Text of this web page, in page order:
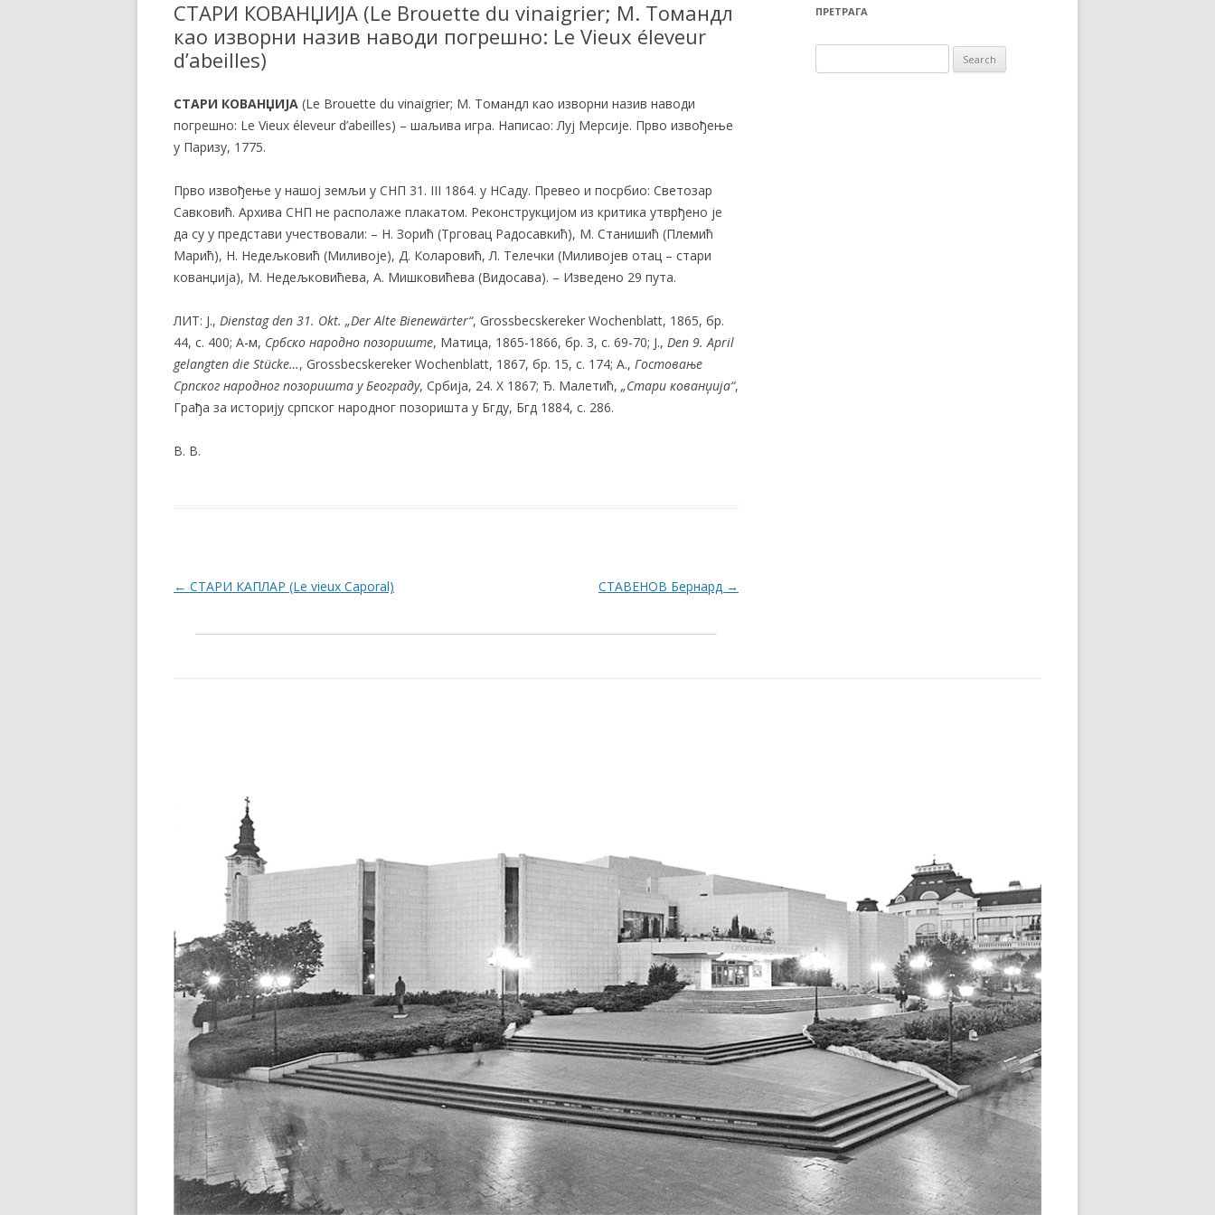
СТАРИ КОВАНЏИЈА (Le Brouette du vinaigrier; М. Томандл
као изворни назив наводи погрешно: Le Vieux éleveur
d’abeilles)
СТАРИ КОВАНЏИЈА (Le Brouette du vinaigrier; М. Томандл као изворни назив наводи
погрешно: Le Vieux éleveur d’abeilles) – шаљива игра. Написао: Луј Мерсије. Прво извођење
у Паризу, 1775.
Прво извођење у нашој земљи у СНП 31. III 1864. у НСаду. Превео и посрбио: Светозар
Савковић. Архива СНП не располаже плакатом. Реконструкцијом из критика утврђено је
да су у представи учествовали: – Н. Зорић (Трговац Радосавкић), М. Станишић (Племић
Марић), Н. Недељковић (Миливоје), Д. Коларовић, Л. Телечки (Миливојев отац – стари
кованџија), М. Недељковићева, А. Мишковићева (Видосава). – Изведено 29 пута.
ЛИТ: J., Dienstag den 31. Okt. „Der Alte Bienewärter“, Grossbecskereker Wochenblatt, 1865, бр.
44, с. 400; А-м, Србско народно позориште, Матица, 1865-1866, бр. 3, с. 69-70; J., Den 9. April
gelangten die Stücke…, Grossbecskereker Wochenblatt, 1867, бр. 15, с. 174; А., Гостовање
Српског народног позоришта у Београду, Србија, 24. X 1867; Ђ. Малетић, „Стари кованџија“,
Грађа за историју српског народног позоришта у Бгду, Бгд 1884, с. 286.
В. В.
Post navigation
← СТАРИ КАПЛАР (Le vieux Caporal) СТАВЕНОВ Бернард →
ПРЕТРАГА